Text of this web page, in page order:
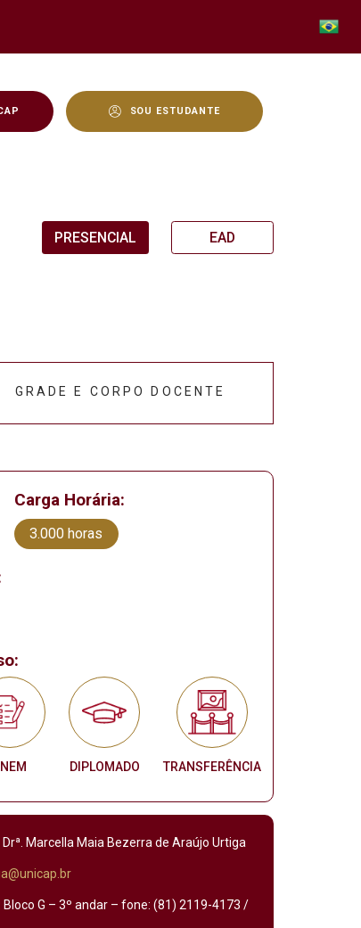
SOU ESTUDANTE
PRESENCIAL EAD
GRADE E CORPO DOCENTE
Carga Horária:
3.000 horas
DIPLOMADO TRANSFERÊNCIA
Drª. Marcella Maia Bezerra de Araújo Urtiga
Bloco G – 3º andar – fone: (81) 2119-4173 /